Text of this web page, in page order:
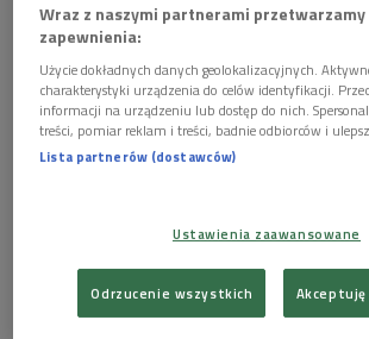
Wraz z naszymi partnerami przetwarzamy
zapewnienia:
Użycie dokładnych danych geolokalizacyjnych.
charakterystyki urządzenia do celów identyfikacji.
informacji na urządzeniu lub dostęp do nich.
treści, pomiar reklam i treści, badnie odbiorców i
Lista partnerów (dostawców)
Ustawienia zaawansowane
Odrzucenie wszystkich